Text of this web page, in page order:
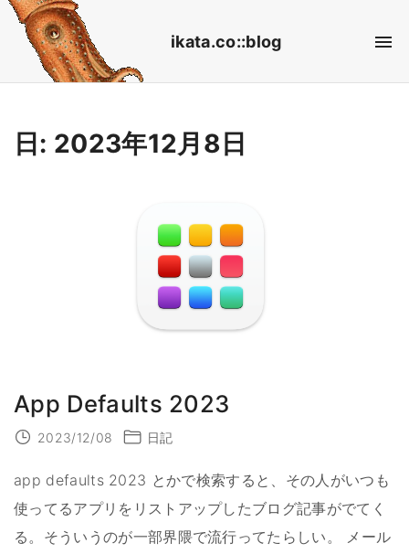
ikata.co::blog
日: 2023年12月8日
App Defaults 2023
2023/12/08 日記
app defaults 2023 とかで検索すると、その人がいつも
使ってるアプリをリストアップしたブログ記事がでてく
る。そういうのが一部界隈で流行ってたらしい。 メール